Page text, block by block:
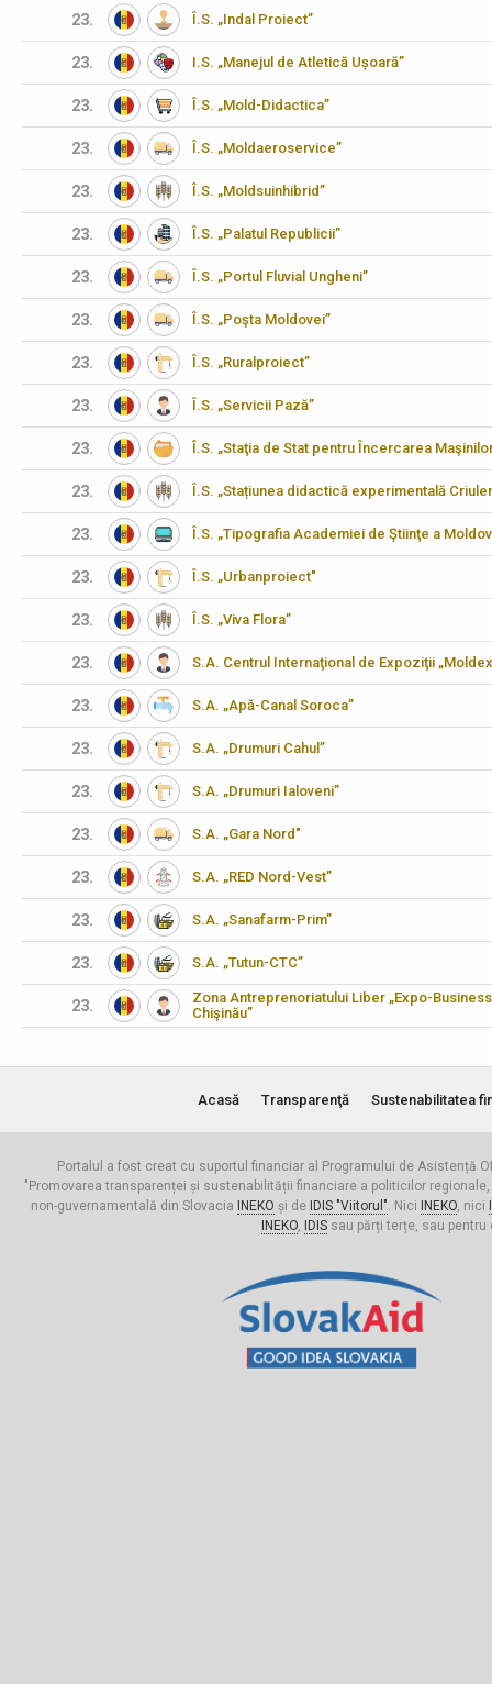
23. Î.S. „Indal Proiect”
23. I.S. „Manejul de Atletică Ușoară”
23. Î.S. „Mold-Didactica”
23. Î.S. „Moldaeroservice”
23. Î.S. „Moldsuinhibrid”
23. Î.S. „Palatul Republicii”
23. Î.S. „Portul Fluvial Ungheni”
23. Î.S. „Poşta Moldovei”
23. Î.S. „Ruralproiect”
23. Î.S. „Servicii Pază”
23. Î.S. „Staţia de Stat pentru Încercarea
23. Î.S. „Stațiunea didactică experimentală
23. Î.S. „Tipografia Academiei de Ştiinţe a
23. Î.S. „Urbanproiect"
23. Î.S. „Viva Flora”
23. S.A. Centrul Internaţional de Expoziţii
23. S.A. „Apă-Canal Soroca”
23. S.A. „Drumuri Cahul”
23. S.A. „Drumuri Ialoveni”
23. S.A. „Gara Nord"
23. S.A. „RED Nord-Vest”
23. S.A. „Sanafarm-Prim”
23. S.A. „Tutun-CTC”
23.
Zona Antreprenoriatului Liber „Expo-
Chişinău”
Acasă Transparenţă Sustenabilitatea
Portalul a fost creat cu suportul financiar al Programului de Asistență
"Promovarea transparenței și sustenabilității financiare a politicilor
non-guvernamentală din Slovacia
INEKO și de IDIS "Viitorul". Nici INEKO, nici
INEKO, IDISsau părți terțe, sau pentru